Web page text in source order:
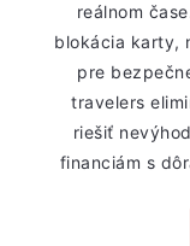
reálnom
blokácia karty,
pre
travelers
riešiť
financiám s